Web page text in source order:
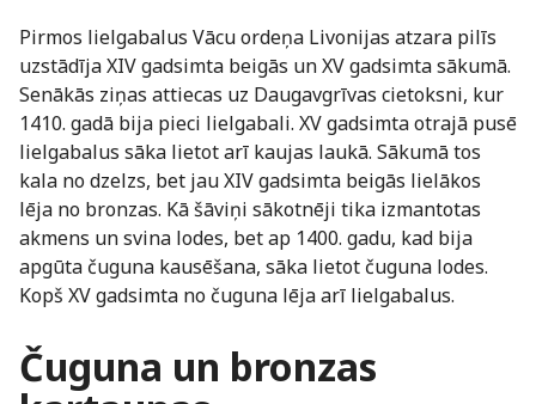
Pirmos lielgabalus Vācu ordeņa Livonijas atzara pilīs
uzstādīja XIV gadsimta beigās un XV gadsimta sākumā.
Senākās ziņas attiecas uz Daugavgrīvas cietoksni, kur
1410. gadā bija pieci lielgabali. XV gadsimta otrajā pusē
lielgabalus sāka lietot arī kaujas laukā. Sākumā tos
kala no dzelzs, bet jau XIV gadsimta beigās lielākos
lēja no bronzas. Kā šāviņi sākotnēji tika izmantotas
akmens un svina lodes, bet ap 1400. gadu, kad bija
apgūta čuguna kausēšana, sāka lietot čuguna lodes.
Kopš XV gadsimta no čuguna lēja arī lielgabalus.
Čuguna un bronzas